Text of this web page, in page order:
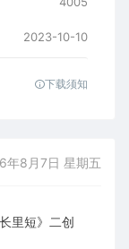
2023-10-10
下载须知
年8月7日 星期五
里短》二创